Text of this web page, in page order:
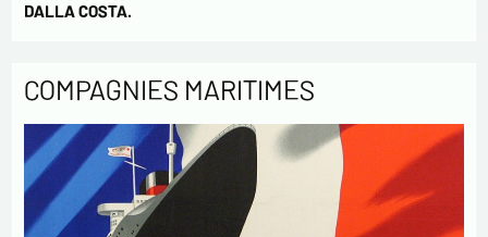
DALLA COSTA.
COMPAGNIES MARITIMES